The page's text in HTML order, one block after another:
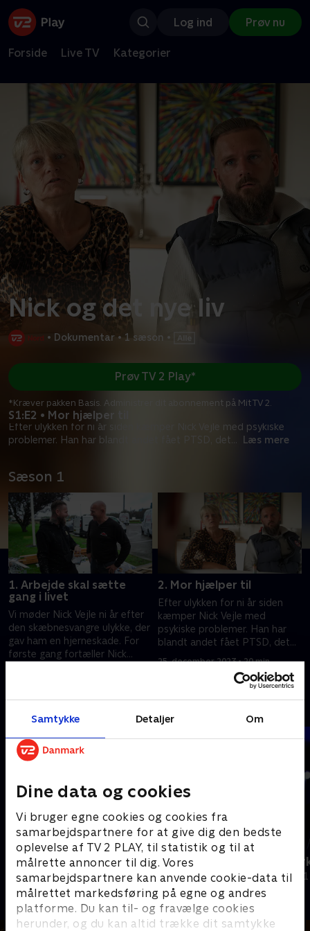
Samtykke Detaljer Om
Dine data og cookies
Vi bruger egne cookies og cookies fra
samarbejdspartnere for at give dig den bedste
oplevelse af TV 2 PLAY, til statistik og til at
målrette annoncer til dig. Vores
samarbejdspartnere kan anvende cookie-data til
målrettet markedsføring på egne og andres
platforme. Du kan til- og fravælge cookies
herunder, og du kan altid trække dit samtykke
Log ind Prøv nu
Forside Live TV Kategorier
Nick og det nye liv
• Dokumentar • 1 sæson •
S1:E2 • Mor hjælper til
Efter ulykken for ni år siden kæmper Nick Vejle med psykiske
problemer. Han har blandt andet fået PTSD, det
Læs mere
Prøv TV 2 Play*
*Kræver pakken Basis. Administrer dit abonnement på Mit TV 2.
Sæson 1
1. Arbejde skal sætte
gang i livet
Vi møder Nick Vejle ni år efter
den skæbnesvangre ulykke, der
gav ham en hjerneskade. For
første gang fortæller Nick
2. Mor hjælper til
Efter ulykken for ni år siden
kæmper Nick Vejle med
psykiske problemer. Han har
blandt andet fået PTSD, det
25. december 2023 • 20 min
Opråb fra sygehuset
Dokumentar • 1 sæsoner
En gang
Dokumentar •